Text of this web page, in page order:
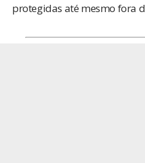
protegidas até mesmo fora